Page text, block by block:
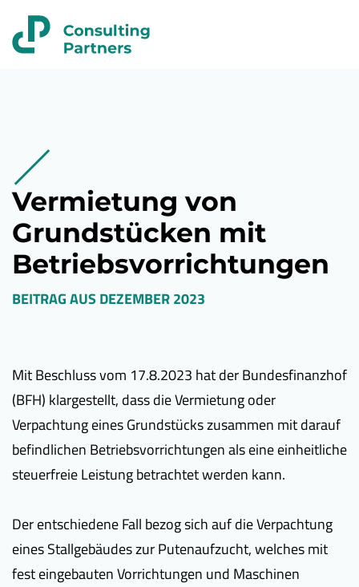
Vermietung von
Grundstücken mit
Betriebsvorrichtungen
BEITRAG AUSDEZEMBER 2023
Mit Beschluss vom 17.8.2023 hat der Bundesfinanzhof
(BFH) klargestellt, dass die Vermietung oder
Verpachtung eines Grundstücks zusammen mit darauf
befindlichen Betriebsvorrichtungen als eine einheitliche
steuerfreie Leistung betrachtet werden kann.
Der entschiedene Fall bezog sich auf die Verpachtung
eines Stallgebäudes zur Putenaufzucht, welches mit
fest eingebauten Vorrichtungen und Maschinen